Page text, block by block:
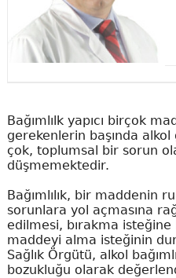
Bağımlılk yapıcı birçok
gerekenlerin başında
çok, toplumsal bir sorun
düşmemektedir.
Bağımlılık, bir maddenin
sorunlara yol açmasına
edilmesi, bırakma isteğine
maddeyi alma isteğinin
Sağlık Örgütü, alkol
bozukluğu olarak